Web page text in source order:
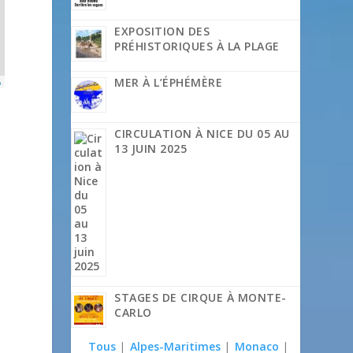
EXPOSITION DES
PRÉHISTORIQUES À LA PLAGE
MER À L’ÉPHÉMÈRE
CIRCULATION À NICE DU 05 AU
13 JUIN 2025
STAGES DE CIRQUE À MONTE-
CARLO
Tous | Alpes-Maritimes | Monaco |